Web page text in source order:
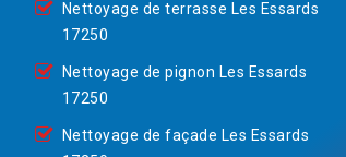
Nettoyage de terrasse Les Essards
17250
Nettoyage de pignon Les Essards
17250
Nettoyage de façade Les Essards